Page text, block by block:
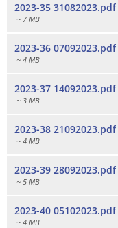
2023-35 31082023.pdf
~ 7 MB
2023-36 07092023.pdf
~ 4 MB
2023-37 14092023.pdf
~ 3 MB
2023-38 21092023.pdf
~ 4 MB
2023-39 28092023.pdf
~ 5 MB
2023-40 05102023.pdf
~ 4 MB